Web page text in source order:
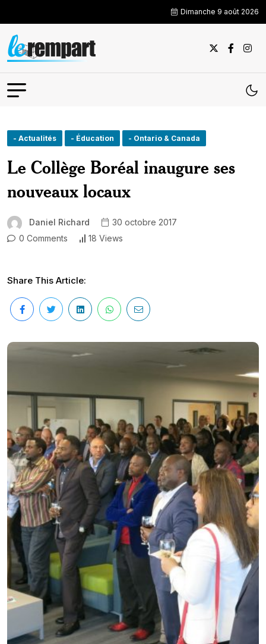
Dimanche 9 août 2026
- Actualités - Éducation - Ontario & Canada
Le Collège Boréal inaugure ses
nouveaux locaux
Daniel Richard
30 octobre 2017
0 Comments
18 Views
Share This Article: